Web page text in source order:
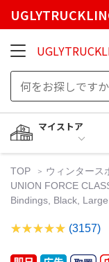
マイストア
TOP ウィンタース
UNION FORCE
Bindings, Black, Large
(3157)